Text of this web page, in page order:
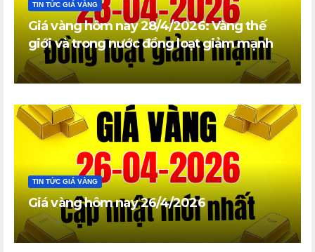
TIN TỨC GIÁ VÀNG
Giá vàng hôm nay 28/4/2026: Vàng thế
giới và trong nước đồng loạt giảm mạnh
TIN TỨC GIÁ VÀNG
Giá vàng hôm nay 26/4/2026